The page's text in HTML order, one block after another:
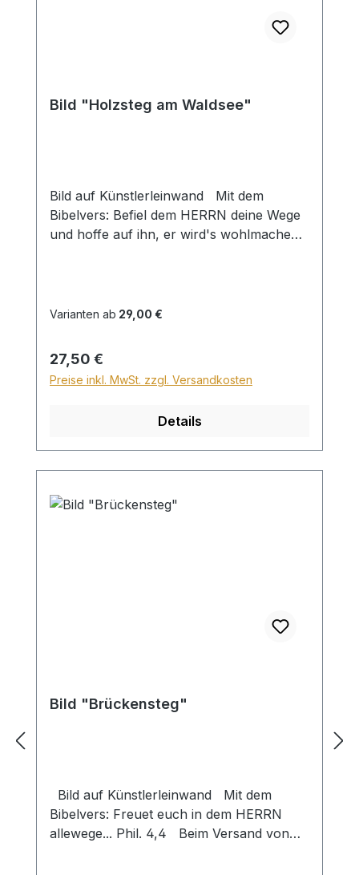
Bild "Holzsteg am Waldsee"
Bild auf Künstlerleinwand Mit dem
Bibelvers: Befiel dem HERRN deine Wege
und hoffe auf ihn, er wird's wohlmachen
Deutschlands ein Zuschlag für Sperrgut in
Versand ins Ausland beträgt der
Sperrgutzuschlag 30€.
Varianten ab 29,00 €
Regulärer Preis:
27,50 €
Preise inkl. MwSt. zzgl. Versandkosten
Details
Bild "Brückensteg"
Bild auf Künstlerleinwand Mit dem
Bibelvers: Freuet euch in dem HERRN
allewege... Phil. 4,4 Beim Versand von